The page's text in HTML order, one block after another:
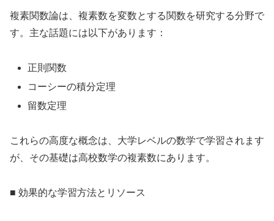
複素関数論は、複素数を変数とする関数を研究する分野で
す。主な話題には以下があります：
正則関数
コーシーの積分定理
留数定理
これらの高度な概念は、大学レベルの数学で学習されます
が、その基礎は高校数学の複素数にあります。
■ 効果的な学習方法とリソース